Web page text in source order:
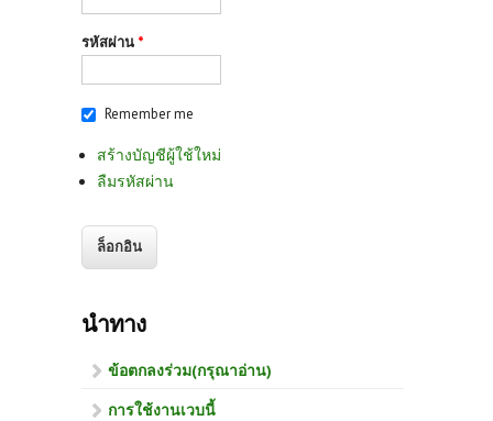
รหัสผ่าน *
Remember me
สร้างบัญชีผู้ใช้ใหม่
ลืมรหัสผ่าน
นำทาง
ข้อตกลงร่วม(กรุณาอ่าน)
การใช้งานเวบนี้